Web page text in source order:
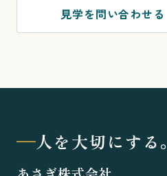
見学を問い合わせる
人を大切にする。